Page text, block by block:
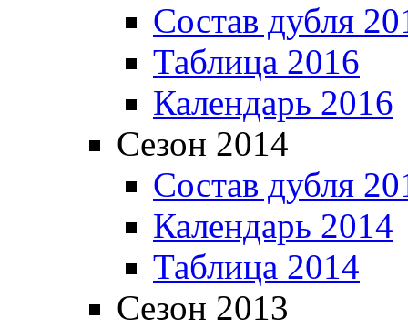
Состав дубля
Таблица 2016
Календарь 2016
Сезон 2014
Состав дубля
Календарь 2014
Таблица 2014
Сезон 2013